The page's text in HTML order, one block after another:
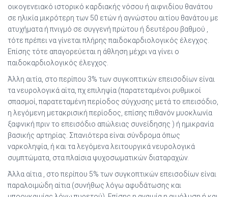
οικογενειακό ιστορικό καρδιακής νόσου ή αιφνιδίου θανάτου
σε ηλικία μικρότερη των 50 ετών ή αγνώστου αιτίου θανάτου με
ατυχήματα ή πνιγμό σε συγγενή πρώτου ή δευτέρου βαθμού ,
τότε πρέπει να γίνεται πλήρης παιδοκαρδιολογικός έλεγχος.
Επίσης τότε απαγορεύεται η άθληση μέχρι να γίνει ο
παιδοκαρδιολογικός έλεγχος.
Άλλη αιτία, στο περίπου 3% των συγκοπτικών επεισοδίων είναι
τα νευρολογικά αίτα, πχ επιληψία (παρατεταμένοι ρυθμικοί
σπασμοί, παρατεταμένη περίοδος σύγχυσης μετά το επεισόδιο,
η λεγόμενη μετακρισική περίοδος, επίσης πιθανόν μυοκλωνία
ξαφνική πριν το επεισόδιο απώλειας συνείδησης ) ή ημικρανία
βασικής αρτηρίας. Σπανιότερα είναι σύνδρομα όπως
ναρκοληψία, ή και τα λεγόμενα λειτουργικά νευρολογικά
συμπτώματα, στα πλαίσια ψυχοσωματικών διαταραχών.
Άλλα αίτια , στο περίπου 5% των συγκοπτικών επεισοδίων είναι
παραλοιμώδη αίτια (συνήθως λόγω αφυδάτωσης και